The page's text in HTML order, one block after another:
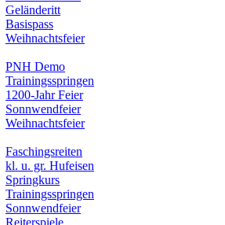
Geländeritt
Basispass
Weihnachtsfeier
PNH Demo
Trainingsspringen
1200-Jahr Feier
Sonnwendfeier
Weihnachtsfeier
Faschingsreiten
kl. u. gr. Hufeisen
Springkurs
Trainingsspringen
Sonnwendfeier
Reiterspiele